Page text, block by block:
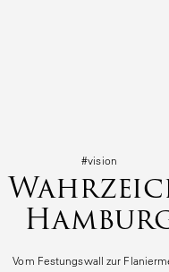
#vision
Vom Festungswall zur